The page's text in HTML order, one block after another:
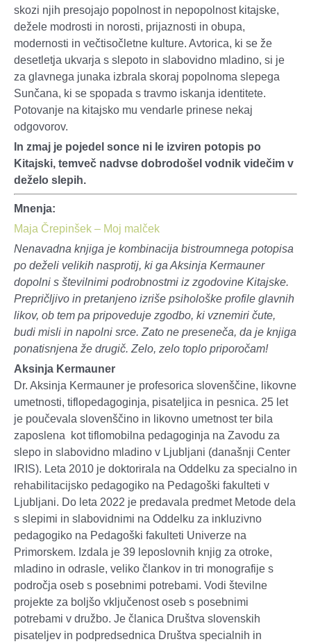
skozi njih presojajo popolnost in nepopolnost kitajske,
dežele modrosti in norosti, prijaznosti in obupa,
modernosti in večtisočletne kulture. Avtorica, ki se že
desetletja ukvarja s slepoto in slabovidno mladino, si je
za glavnega junaka izbrala skoraj popolnoma slepega
Sunčana, ki se spopada s travmo iskanja identitete.
Potovanje na kitajsko mu vendarle prinese nekaj
odgovorov.
In zmaj je pojedel sonce ni le izviren potopis po
Kitajski, temveč nadvse dobrodošel vodnik videčim v
deželo slepih.
Mnenja:
Maja Črepinšek – Moj malček
Nenavadna knjiga je kombinacija bistroumnega potopisa
po deželi velikih nasprotij, ki ga Aksinja Kermauner
dopolni s številnimi podrobnostmi iz zgodovine Kitajske.
Prepričljivo in pretanjeno izriše psihološke profile glavnih
likov, ob tem pa pripoveduje zgodbo, ki vznemiri čute,
budi misli in napolni srce. Zato ne preseneča, da je knjiga
ponatisnjena že drugič. Zelo, zelo toplo priporočam!
Aksinja Kermauner
Dr. Aksinja Kermauner je profesorica slovenščine, likovne
umetnosti, tiflopedagoginja, pisateljica in pesnica. 25 let
je poučevala slovenščino in likovno umetnost ter bila
zaposlena kot tiflomobilna pedagoginja na Zavodu za
slepo in slabovidno mladino v Ljubljani (današnji Center
IRIS). Leta 2010 je doktorirala na Oddelku za specialno in
rehabilitacijsko pedagogiko na Pedagoški fakulteti v
Ljubljani. Do leta 2022 je predavala predmet Metode dela
s slepimi in slabovidnimi na Oddelku za inkluzivno
pedagogiko na Pedagoški fakulteti Univerze na
Primorskem. Izdala je 39 leposlovnih knjig za otroke,
mladino in odrasle, veliko člankov in tri monografije s
področja oseb s posebnimi potrebami. Vodi številne
projekte za boljšo vključenost oseb s posebnimi
potrebami v družbo. Je članica Društva slovenskih
pisateljev in podpredsednica Društva specialnih in